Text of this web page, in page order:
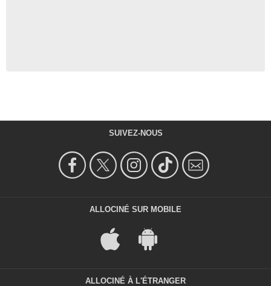
SUIVEZ-NOUS
ALLOCINÉ SUR MOBILE
ALLOCINÉ À L'ÉTRANGER